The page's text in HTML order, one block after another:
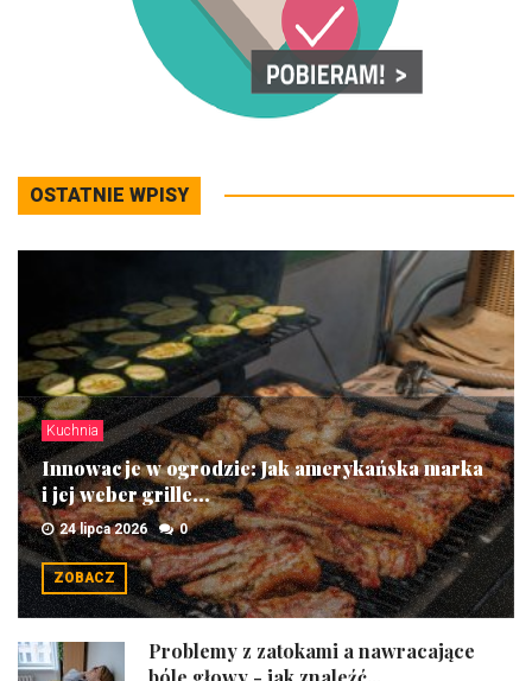
OSTATNIE WPISY
Kuchnia
Innowacje w ogrodzie: Jak amerykańska marka
i jej weber grille...
24 lipca 2026 0
ZOBACZ
Problemy z zatokami a nawracające